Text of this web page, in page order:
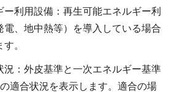
ー利用設備：再生可能エネルギー利
電、地中熱等）を導入している場合
。
況：外皮基準と一次エネルギー基準
適合状況を表示します。適合の場